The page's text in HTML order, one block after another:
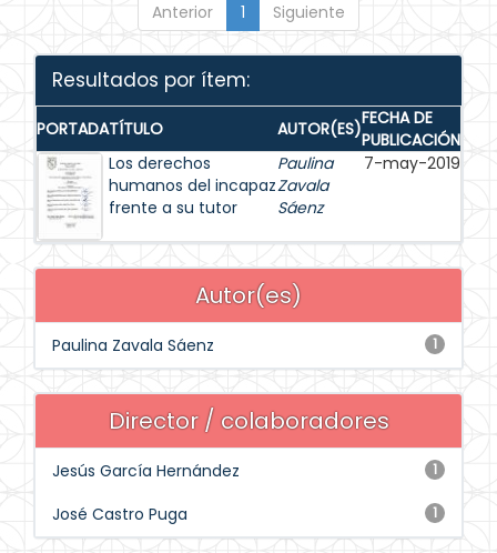
Anterior 1 Siguiente
Resultados por ítem:
PORTADATÍTULO AUTOR(ES)FECHA DE
PUBLICACIÓN
Los derechos
humanos del incapaz
frente a su tutor
Paulina
Zavala
Sáenz
7-may-2019
Autor(es)
1
Paulina Zavala Sáenz
Director / colaboradores
1
Jesús García Hernández
1
José Castro Puga